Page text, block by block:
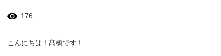
176
こんにちは！髙橋です！